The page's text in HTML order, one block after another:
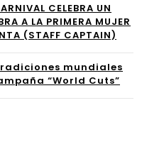
CELEBRA UN
A LA PRIMERA MUJER
(STAFF CAPTAIN)
mundiales
“World Cuts”